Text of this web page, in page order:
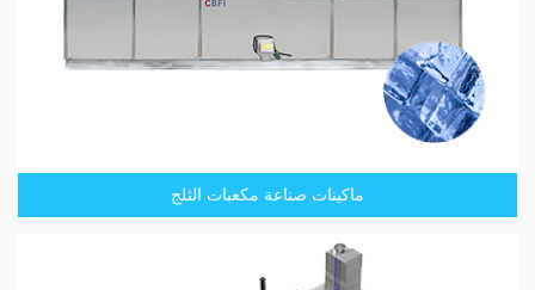
ماكينات صناعة مكعبات الثلج